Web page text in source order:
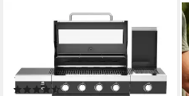
EL FUEGO
Gasgrill Gasgrill "Kingsten"
von El Fuego®, 4 + 1 Brenner
inkl. viel Zubehör
(34)